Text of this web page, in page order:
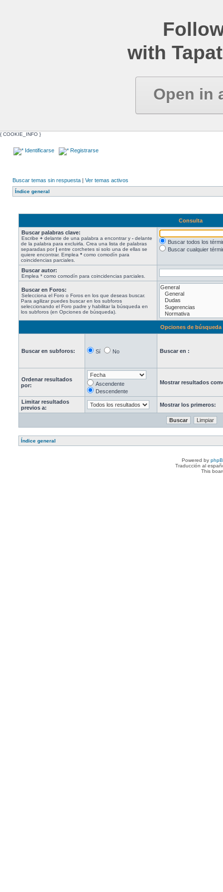
with
Open in
{ COOKIE_INFO }
Identificarse Registrarse
Buscar temas sin respuesta | Ver temas activos
Índice general
Consulta
Buscar palabras clave:
Escribe + delante de una palabra a encontrar y - delante
de la palabra para excluirla. Crea una lista de palabras
separadas por| entre corchetes si solo una de ellas se
quiere encontrar. Emplea * como comodín para
coincidencias parciales.
Buscar todos los
Buscar cualquier
Buscar autor:
Emplea * como comodín para coincidencias parciales.
Buscar en Foros:
Selecciona el Foro o Foros en los que deseas buscar.
Para agilizar puedes buscar en los subforos
seleccionando el Foro padre y habilitar la búsqueda en
los subforos (en Opciones de búsqueda).
Opciones de búsqueda
Buscar en subforos: Sí No Buscar en :
Ordenar resultados
por:
Ascendente
Descendente
Mostrar resultados
Limitar resultados
previos a:
Mostrar los primeros:
Índice general
Powered by
Traducción al
This